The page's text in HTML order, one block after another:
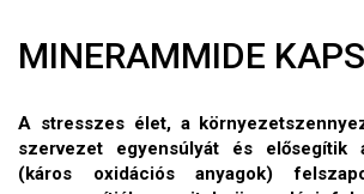
MINERAMMIDE
A stresszes élet, a
szervezet egyensúlyát és elősegítik
(káros oxidációs anyagok)